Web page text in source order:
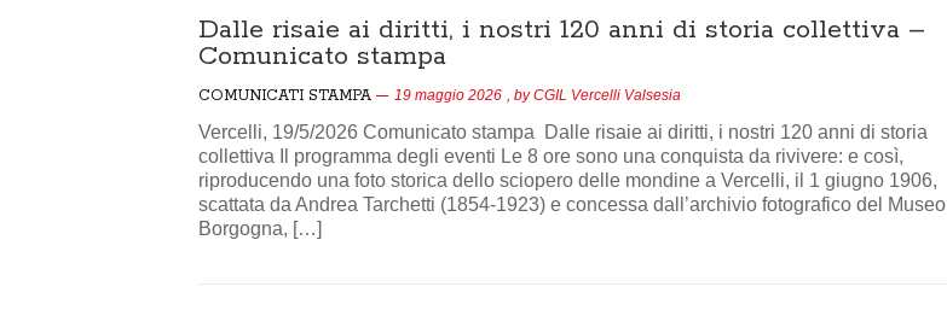
Dalle risaie ai diritti, i nostri 120 anni di storia collettiva –
Comunicato stampa
COMUNICATI STAMPA 19 maggio 2026 , byCGIL Vercelli Valsesia
Vercelli, 19/5/2026 Comunicato stampa Dalle risaie ai diritti, i nostri 120 anni di storia
collettiva Il programma degli eventi Le 8 ore sono una conquista da rivivere: e così,
riproducendo una foto storica dello sciopero delle mondine a Vercelli, il 1 giugno 1906,
scattata da Andrea Tarchetti (1854-1923) e concessa dall’archivio fotografico del Museo
Borgogna, […]